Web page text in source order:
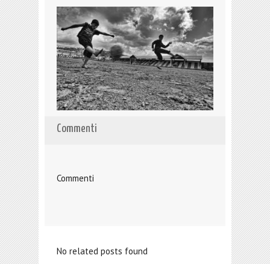
Commenti
Commenti
No related posts found